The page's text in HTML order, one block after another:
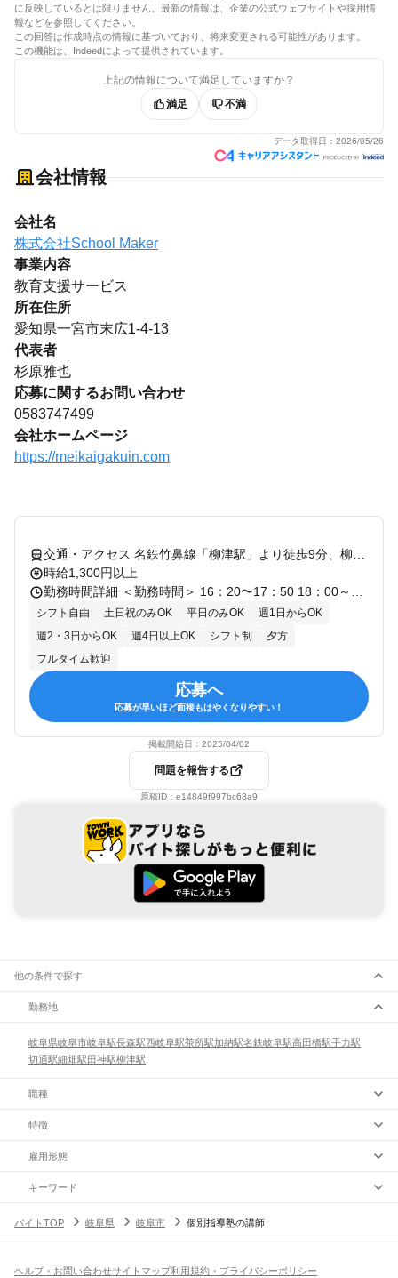
に反映しているとは限りません。最新の情報は、企業の公式ウェブサイトや採用情
報などを参照してください。
この回答は作成時点の情報に基づいており、将来変更される可能性があります。
この機能は、Indeedによって提供されています。
上記の情報について満足していますか？
満足
不満
データ取得日： 2026/05/26
会社情報
会社名
株式会社School Maker
事業内容
教育支援サービス
所在住所
愛知県一宮市末広1-4-13
代表者
杉原雅也
応募に関するお問い合わせ
0583747499
会社ホームページ
https://meikaigakuin.com
時給1,300円以上
シフト自由 土日祝のみOK 平日のみOK
週1日からOK
週2・3日からOK
週4日以上OK シフト制
夕方
フルタイム歓迎
応募へ
応募が早いほど面接もはやくなりやすい！
掲載開始日： 2025/04/02
問題を報告する
原稿ID： e14849f997bc68a9
他の条件で探す
勤務地
岐阜県岐阜市岐阜駅長森駅西岐阜駅茶所駅加納駅名鉄岐阜駅高田橋駅手力駅
切通駅細畑駅田神駅柳津駅
職種
特徴
雇用形態
キーワード
バイトTOP 岐阜県 岐阜市 個別指導塾の講師
ヘルプ・お問い合わせサイトマップ利用規約・プライバシーポリシー